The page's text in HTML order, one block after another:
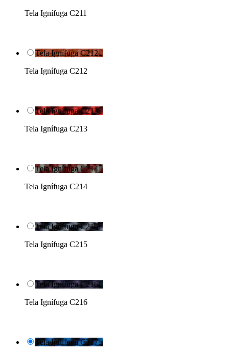
Tela Ignífuga C211
Tela Ignífuga C212
Tela Ignífuga C212
Tela Ignífuga C213
Tela Ignífuga C213
Tela Ignífuga C214
Tela Ignífuga C214
Tela Ignífuga C215
Tela Ignífuga C215
Tela Ignífuga C216
Tela Ignífuga C216
Tela Ignífuga C217